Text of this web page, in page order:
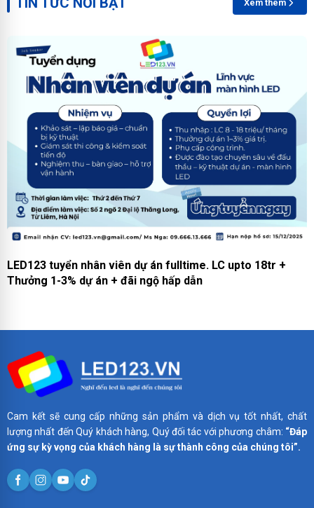
Xem thêm
LED123 tuyển nhân viên dự án fulltime. LC upto 18tr +
Thưởng 1-3% dự án + đãi ngộ hấp dẫn
Cam kết sẽ cung cấp những sản phẩm và dịch vụ tốt nhất, chất
lượng nhất đến Quý khách hàng, Quý đối tác với phương châm: “Đáp
ứng sự kỳ vọng của khách hàng là sự thành công của chúng tôi”.